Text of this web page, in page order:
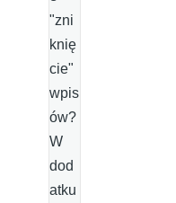
"zni
knię
cie"
wpis
ów?
W
dod
atku